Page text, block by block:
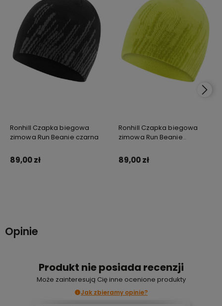
Ronhill Czapka biegowa
zimowa Run Beanie czarna
89,00 zł
Ronhill Czapka biegowa
zimowa Run Beanie
89,00 zł
Opinie
Produkt nie posiada recenzji
Może zainteresują Cię inne ocenione produkty
Jak zbieramy opinie?